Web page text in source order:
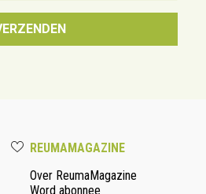
REUMAMAGAZINE
Over ReumaMagazine
Word abonnee